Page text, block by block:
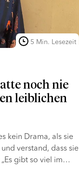
5 Min. Lesezeit
noch nie
leiblichen
kein Drama, als sie
verstand, dass sie
gibt so viel im